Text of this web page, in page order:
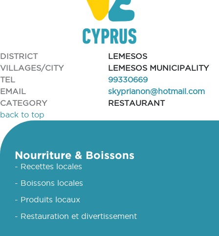
DISTRICT
LEMESOS
VILLAGES/CITY
LEMESOS MUNICIPALITY
TEL
99330669
EMAIL
skyprianon@hotmail.com
CATEGORY
RESTAURANT
back to top
Nourriture & Boissons
- Recettes locales
- Boissons locales
- Produits locaux
- Restauration et divertissement